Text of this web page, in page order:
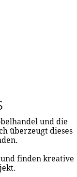
und die
überzeugt dieses
finden kreative